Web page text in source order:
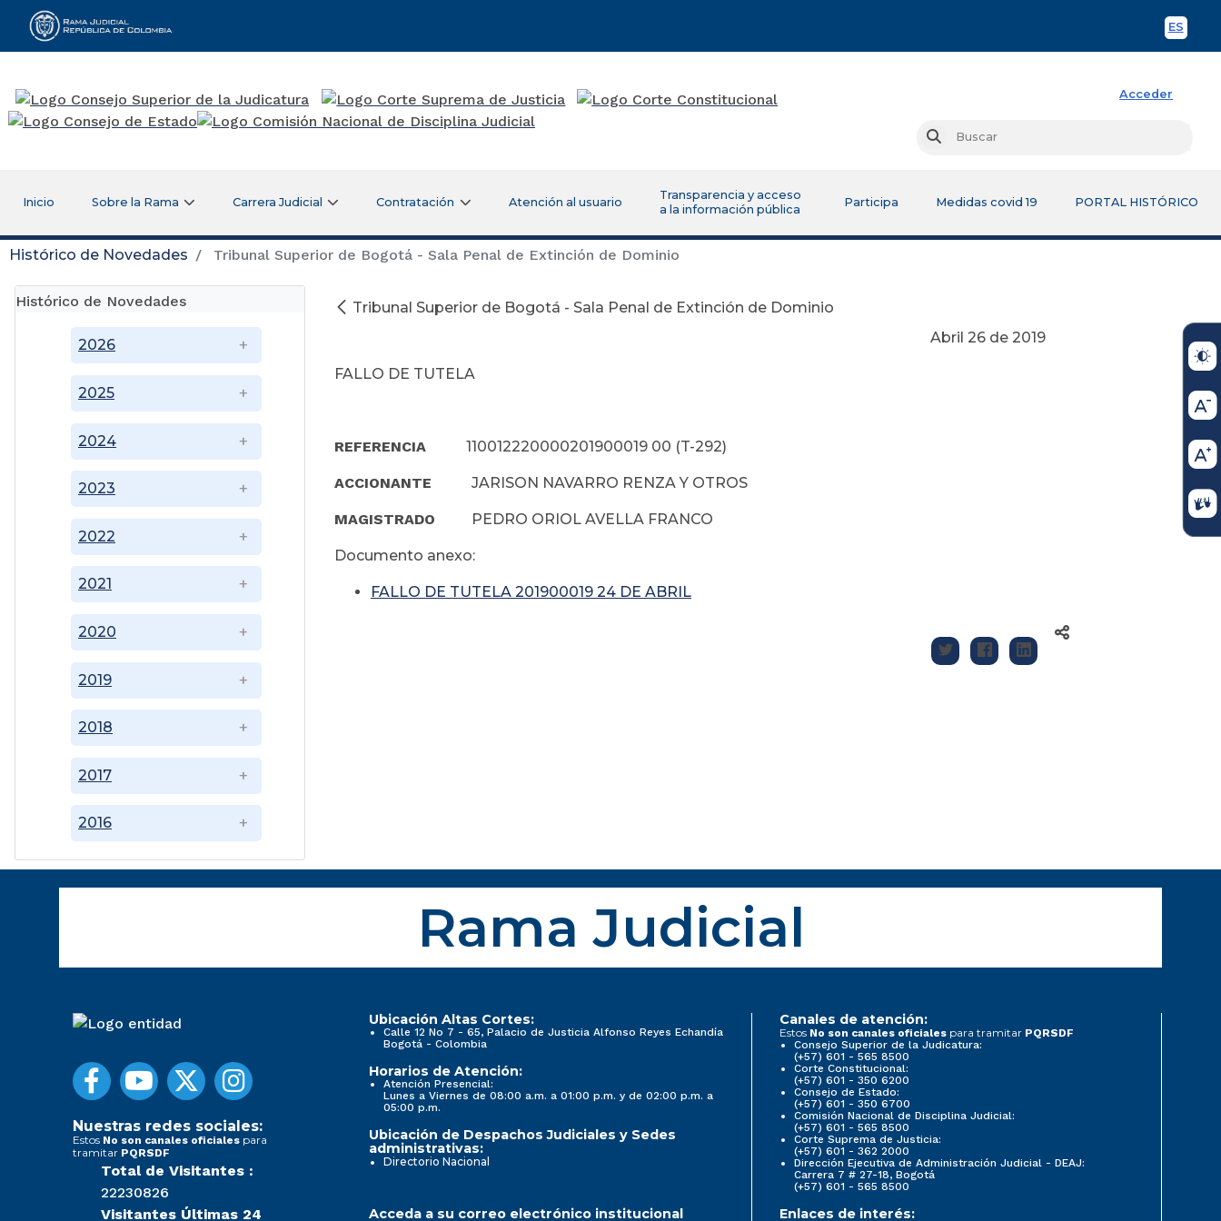
ES
Rama Judicial
Acceder
Buscar
Inicio Sobre la Rama Carrera Judicial Contratación Atención al usuario
Transparencia y acceso
a la información pública
Participa Medidas covid 19 PORTAL HISTÓRICO
Histórico de Novedades Tribunal Superior de Bogotá - Sala Penal de Extinción de Dominio
Histórico de Novedades
2016
2017
2018
2019
2020
2021
2022
2023
2024
2025
2026
Tribunal Superior de Bogotá - Sala Penal de Extinción de Dominio
Abril 26 de 2019
FALLO DE TUTELA
REFERENCIA 110012220000201900019 00 (T-292)
ACCIONANTE JARISON NAVARRO RENZA Y OTROS
MAGISTRADO PEDRO ORIOL AVELLA FRANCO
Documento anexo:
FALLO DE TUTELA 201900019 24 DE ABRIL
Rama Judicial
Nuestras redes sociales:
Estos No son canales oficiales para
tramitar PQRSDF
Total de Visitantes :
22230826
Visitantes Últimas 24
Ubicación Altas Cortes:
Calle 12 No 7 - 65, Palacio de Justicia Alfonso Reyes Echandía
Bogotá - Colombia
Horarios de Atención:
Atención Presencial:
Lunes a Viernes de 08:00 a.m. a 01:00 p.m. y de 02:00 p.m. a
05:00 p.m.
Ubicación de Despachos Judiciales y Sedes
administrativas:
Directorio Nacional
Canales de atención:
Estos No son canales oficiales para tramitar PQRSDF
Consejo Superior de la Judicatura:
(+57) 601 - 565 8500
Corte Constitucional:
(+57) 601 - 350 6200
Consejo de Estado:
(+57) 601 - 350 6700
Comisión Nacional de Disciplina Judicial:
(+57) 601 - 565 8500
Corte Suprema de Justicia:
(+57) 601 - 362 2000
Dirección Ejecutiva de Administración Judicial - DEAJ:
Carrera 7 # 27-18, Bogotá
(+57) 601 - 565 8500
Acceda a su correo electrónico institucional Enlaces de interés: